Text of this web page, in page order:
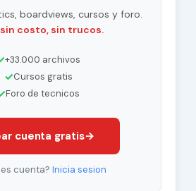
boardviews, cursos y foro.
costo, sin trucos.
+33.000 archivos
✓Cursos gratis
Foro de tecnicos
cuenta gratis→
cuenta? Inicia sesion